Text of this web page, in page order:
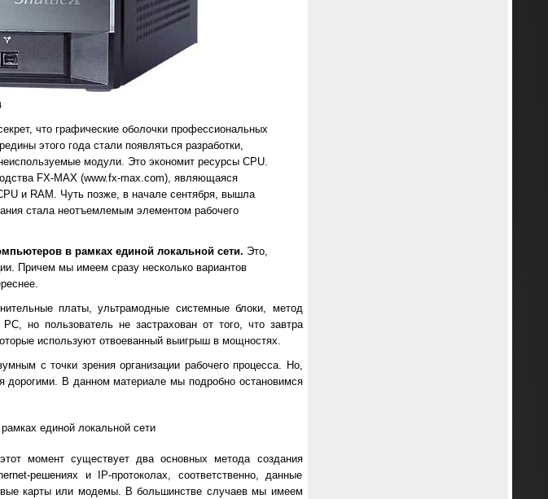
что графические оболочки профессиональных
этого года стали появляться разработки,
модули. Это экономит ресурсы CPU.
FX-MAX (www.fx-max.com), являющаяся
и RAM. Чуть позже, в начале сентября, вышла
стала неотъемлемым элементом рабочего
в рамках единой локальной сети. Это,
Причем мы имеем сразу несколько вариантов
платы, ультрамодные системные блоки, метод
но пользователь не застрахован от того, что завтра
используют отвоеванный выигрыш в мощностях.
с точки зрения организации рабочего процесса. Но,
дорогими. В данном материале мы подробно остановимся
единой локальной сети
момент существует два основных метода создания
решениях и IP-протоколах, соответственно, данные
карты или модемы. В большинстве случаев мы имеем